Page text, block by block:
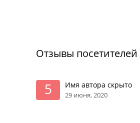
Отзывы посетителей
5 Имя автора скрыто
29 июня, 2020